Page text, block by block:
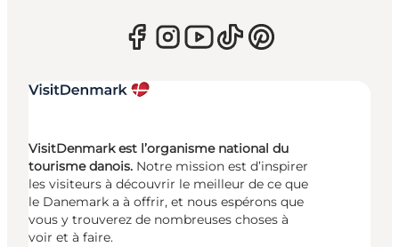
VisitDenmark est l’organisme national du
tourisme danois. Notre mission est d’inspirer
les visiteurs à découvrir le meilleur de ce que
le Danemark a à offrir, et nous espérons que
vous y trouverez de nombreuses choses à
voir et à faire.